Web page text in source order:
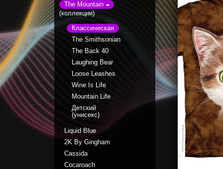
The Mountain
(коллекции)
Классическая
The Smithsonian
The Back 40
Laughing Bear
Loose Leashes
Wine Is Life
Mountain Life
Детский
(унисекс)
Liquid Blue
2K By Gingham
Cassida
Cocaroach